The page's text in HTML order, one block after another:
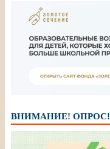
ВНИМАНИЕ! ОПРОС!